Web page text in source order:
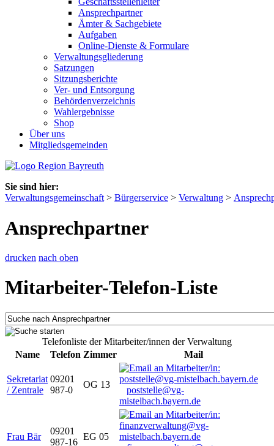
Ansprechpartner
Ämter & Sachgebiete
Aufgaben
Online-Dienste & Formulare
Verwaltungsgliederung
Satzungen
Sitzungsberichte
Ver- und Entsorgung
Behördenverzeichnis
Wahlergebnisse
Shop
Über uns
Mitgliedsgemeinden
Sie sind hier:
Verwaltungsgemeinschaft > Bürgerservice > Verwaltung >
Ansprechpartner
drucken nach oben
Mitarbeiter-Telefon-Liste
Telefonliste der Mitarbeiter/innen der Verwaltung
Name
Telefon Zimmer Mail
Sekretariat
/ Zentrale
09201
987-0
OG 13
poststelle@vg-
mistelbach.bayern.de
Frau Bär
09201
987-16
EG 05